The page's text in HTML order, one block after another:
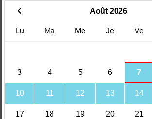
Août 2026
Lu Ma Me Je Ve
3 4 5 6 7
10 11 12 13 14
17 18 19 20 21